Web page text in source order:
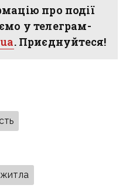
про події
у телеграм-
. Приєднуйтеся!